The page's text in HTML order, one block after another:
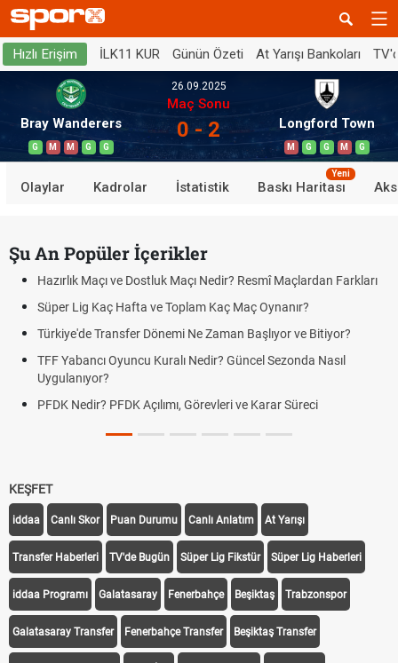
Hızlı Erişim İLK11 KUR Günün Özeti At Yarışı Bankoları
Bray Wanderers
G M M G G
26.09.2025
Maç Sonu
0 - 2 Longford Town
M G G M G
Olaylar Kadrolar İstatistik Baskı Haritası
Yeni
Şu An Popüler İçerikler
Hazırlık Maçı ve Dostluk Maçı Nedir? Resmî Maçlardan Farkları
Süper Lig Kaç Hafta ve Toplam Kaç Maç Oynanır?
Türkiye'de Transfer Dönemi Ne Zaman Başlıyor ve Bitiyor?
TFF Yabancı Oyuncu Kuralı Nedir? Güncel Sezonda Nasıl
Uygulanıyor?
PFDK Nedir? PFDK Açılımı, Görevleri ve Karar Süreci
KEŞFET
iddaa Canlı Skor Puan Durumu Canlı Anlatım At Yarışı
Transfer Haberleri TV'de Bugün Süper Lig Fikstür Süper Lig Haberleri
iddaa Programı Galatasaray Fenerbahçe Beşiktaş Trabzonspor
Galatasaray Transfer Fenerbahçe Transfer Beşiktaş Transfer